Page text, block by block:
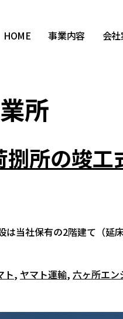
HOME 事業内容 会
所
所の竣工
当社保有の2階建て（
ト, ヤマト運輸, 六ヶ所エン